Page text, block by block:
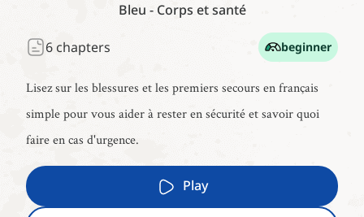
Bleu - Corps et santé
6 chapters beginner
Lisez sur les blessures et les premiers secours en français
simple pour vous aider à rester en sécurité et savoir quoi
faire en cas d'urgence.
Play